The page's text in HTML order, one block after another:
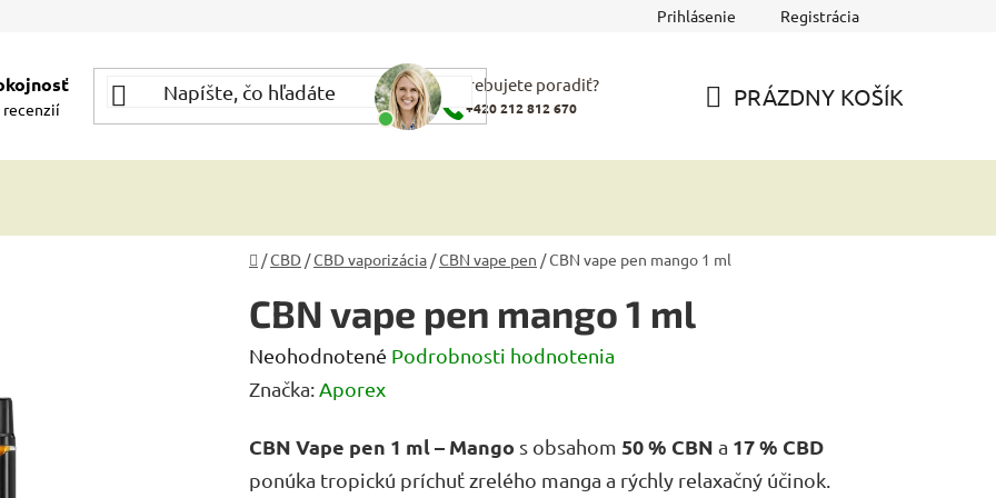
Prihlásenie Registrácia
recenzií
Potrebujete poradiť?
+420 212 812 670 PRÁZDNY KOŠÍK
Domov
/CBD /CBD vaporizácia /CBN vape pen /CBN vape pen mango 1 ml
CBN vape pen mango 1 ml
Priemerné
hodnotenie
je
0,0
Neohodnotené Podrobnosti hodnotenia
Značka: Aporex
CBN Vape pen 1 ml – Mango s obsahom 50 % CBN a 17 % CBD
ponúka tropickú príchuť zrelého manga a rýchly relaxačný účinok.